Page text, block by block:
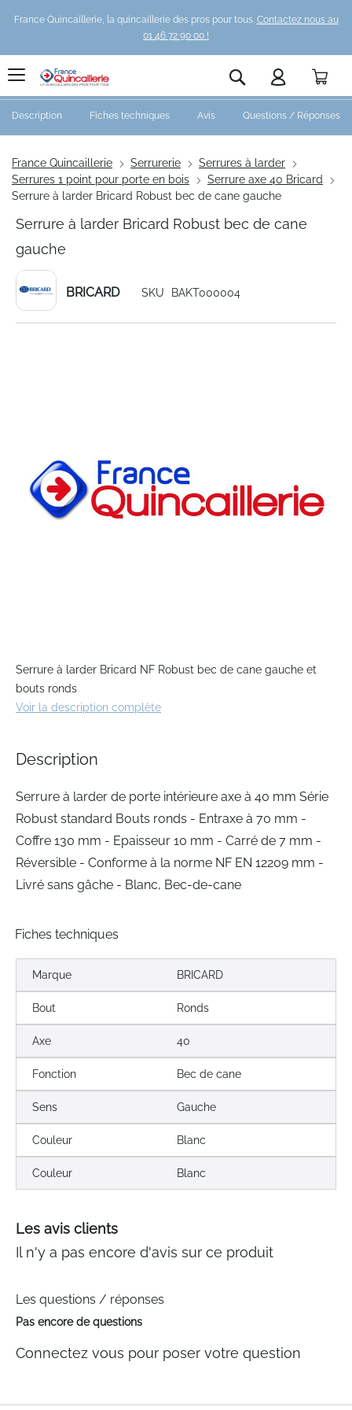
France Quincaillerie, la quincaillerie des pros pour tous. Contactez nous au
01 46 72 90 00 !
Rechercher
France Quincaillerie Serrurerie
Serrures à larder
Serrures 1 point pour porte en bois
Serrure axe 40 Bricard
Serrure à larder Bricard Robust bec de cane gauche
Serrure à larder Bricard Robust bec de cane
gauche
BRICARD SKU BAKT000004
to
the
beginning
of
gallery
Serrure à larder Bricard NF Robust bec de cane gauche et
bouts ronds
Voir la description complète
Description Fiches techniques Avis Questions / Réponses
Description
Serrure à larder de porte intérieure axe à 40 mm Série
Robust standard Bouts ronds - Entraxe à 70 mm -
Coffre 130 mm - Epaisseur 10 mm - Carré de 7 mm -
Réversible - Conforme à la norme NF EN 12209 mm -
Livré sans gâche - Blanc, Bec-de-cane
Fiches techniques
Marque BRICARD
Bout Ronds
Axe 40
Fonction Bec de cane
Sens Gauche
Couleur Blanc
Couleur Blanc
Les avis clients
Il n'y a pas encore d'avis sur ce produit
Les questions / réponses
Pas encore de questions
Connectez vous pour poser votre question